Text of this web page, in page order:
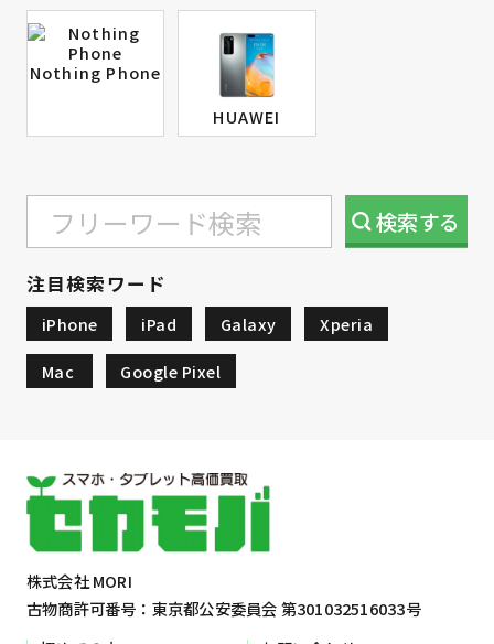
Nothing Phone
HUAWEI
検索する
注目検索ワード
iPhone iPad Galaxy Xperia
Mac Google Pixel
株式会社 MORI
古物商許可番号：東京都公安委員会 第301032516033号